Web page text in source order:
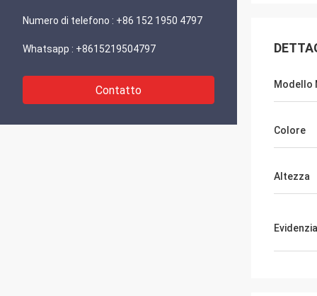
Numero di telefono : +86 152 1950 4797
Whatsapp : +8615219504797
Contatto Modello
Colore
Altezza